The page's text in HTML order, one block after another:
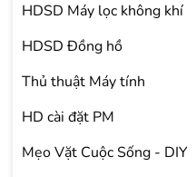
HDSD Máy lọc không khí
HDSD Đồng hồ
Thủ thuật Máy tính
HD cài đặt PM
Mẹo Vặt Cuộc Sống - DIY